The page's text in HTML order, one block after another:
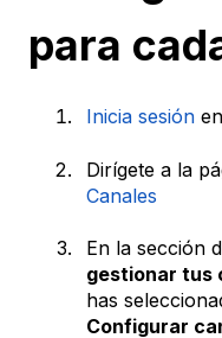
para
Inicia sesión
Dirígete a la
Canales
En la sección
gestionar tus
has
Configurar